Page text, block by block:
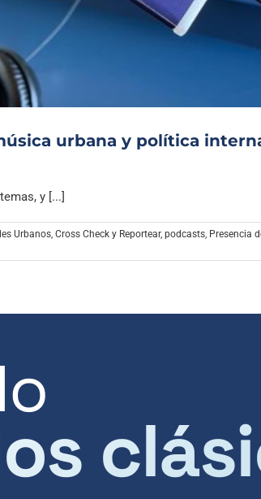
urbana y política
y [...]
Urbanos, Cross Check y Reportear, podcasts, Presencia